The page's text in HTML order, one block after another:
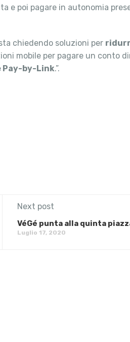
e poi pagare in autonomia
chiedendo soluzioni per
mobile per pagare un conto
Pay-by-Link.”.
Next post
VéGé punta alla quinta
Luglio 17, 2020